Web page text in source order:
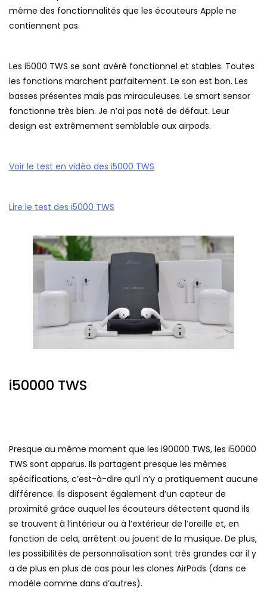
même des fonctionnalités que les écouteurs Apple ne
contiennent pas.
Les i5000 TWS se sont avéré fonctionnel et stables. Toutes
les fonctions marchent parfaitement. Le son est bon. Les
basses présentes mais pas miraculeuses. Le smart sensor
fonctionne très bien. Je n’ai pas noté de défaut. Leur
design est extrêmement semblable aux airpods.
Voir le test en vidéo des i5000 TWS
Lire le test des i5000 TWS
i50000 TWS
Presque au même moment que les i90000 TWS, les i50000
TWS sont apparus. Ils partagent presque les mêmes
spécifications, c’est-à-dire qu’il n’y a pratiquement aucune
différence. Ils disposent également d’un capteur de
proximité grâce auquel les écouteurs détectent quand ils
se trouvent à l’intérieur ou à l’extérieur de l’oreille et, en
fonction de cela, arrêtent ou jouent de la musique. De plus,
les possibilités de personnalisation sont très grandes car il y
a de plus en plus de cas pour les clones AirPods (dans ce
modèle comme dans d’autres).